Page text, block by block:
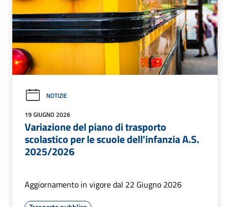
NOTIZIE
19 GIUGNO 2026
Variazione del piano di trasporto
scolastico per le scuole dell'infanzia A.S.
2025/2026
Aggiornamento in vigore dal 22 Giugno 2026